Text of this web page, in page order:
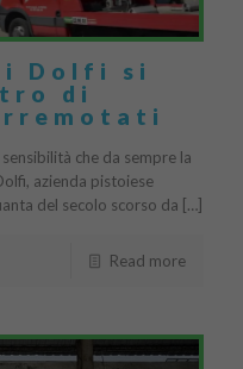
Dolfi si
di
che da sempre la
azienda pistoiese
del secolo scorso da […]
Read more